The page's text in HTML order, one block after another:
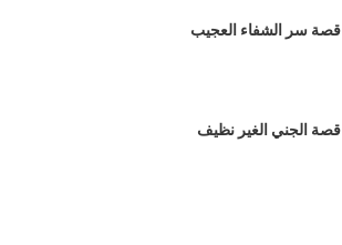
قصة سر الشفاء العجيب
قصة الجني الغير نظيف